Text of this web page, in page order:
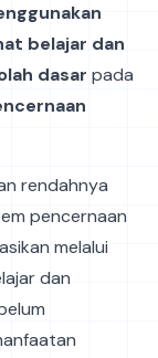
belajar dan
dasar pada
rendahnya
pencernaan
melalui
dan